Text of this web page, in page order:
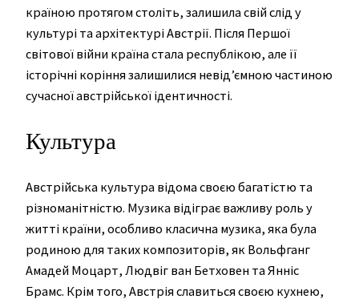
країною протягом століть, залишила свій слід у
культурі та архітектурі Австрії. Після Першої
світової війни країна стала республікою, але її
історічні коріння залишилися невід’ємною частиною
сучасної австрійської ідентичності.
Культура
Австрійська культура відома своєю багатістю та
різноманітністю. Музика відіграє важливу роль у
житті країни, особливо класична музика, яка була
родиною для таких композиторів, як Вольфганг
Амадей Моцарт, Людвіг ван Бетховен та Янніс
Брамс. Крім того, Австрія славиться своєю кухнею,